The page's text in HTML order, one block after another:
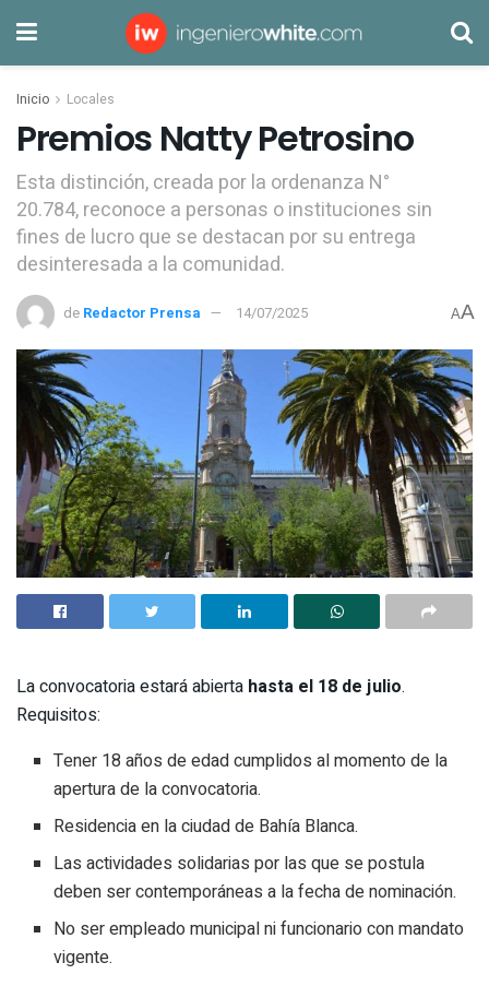
Inicio Locales
Premios Natty Petrosino
Esta distinción, creada por la ordenanza N°
20.784, reconoce a personas o instituciones sin
fines de lucro que se destacan por su entrega
desinteresada a la comunidad.
de Redactor Prensa 14/07/2025 AA
La convocatoria estará abierta hasta el 18 de julio.
Requisitos:
Tener 18 años de edad cumplidos al momento de la
apertura de la convocatoria.
Residencia en la ciudad de Bahía Blanca.
Las actividades solidarias por las que se postula
deben ser contemporáneas a la fecha de nominación.
No ser empleado municipal ni funcionario con mandato
vigente.